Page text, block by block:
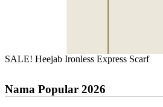
SALE! Heejab Ironless Express Scarf
Nama Popular 2026